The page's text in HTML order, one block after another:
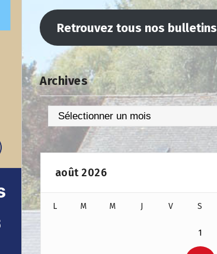
Retrouvez tous nos bulletins
Archives
Archives
août 2026
L M M J V S
1